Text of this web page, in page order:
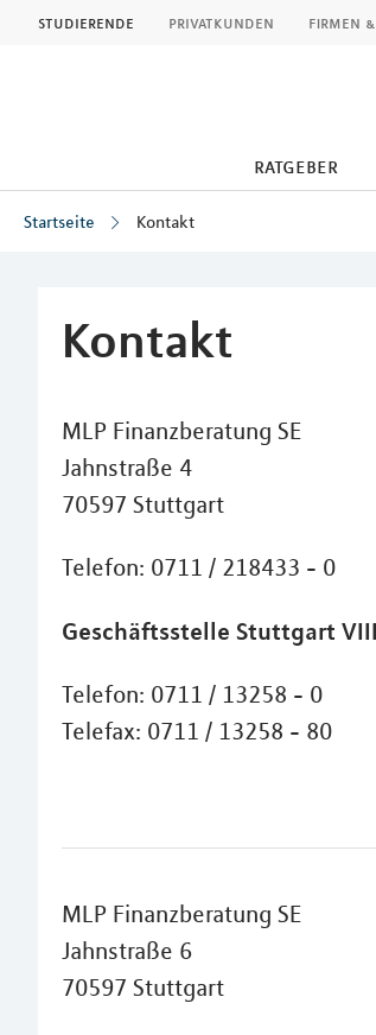
studierende privatkunden firmen
ratgeber
Startseite Kontakt
Kontakt
MLP Finanzberatung SE
Jahnstraße 4
70597 Stuttgart
Telefon: 0711 / 218433 - 0
Geschäftsstelle Stuttgart
Telefon: 0711 / 13258 - 0
Telefax: 0711 / 13258 - 80
MLP Finanzberatung SE
Jahnstraße 6
70597 Stuttgart